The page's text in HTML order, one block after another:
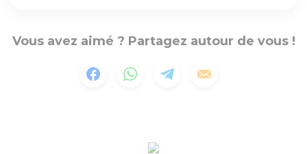
Vous avez aimé ? Partagez autour de vous !